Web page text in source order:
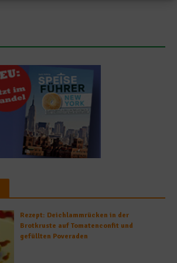
Rezept: Deichlammrücken in der
Brotkruste auf Tomatenconfit und
gefüllten Poveraden